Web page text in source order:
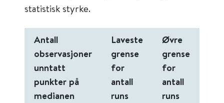
statistisk styrke.
Antall
observasjoner
unntatt
punkter på
medianen
Laveste
grense
for
antall
runs
Øvre
grense
for
antall
runs